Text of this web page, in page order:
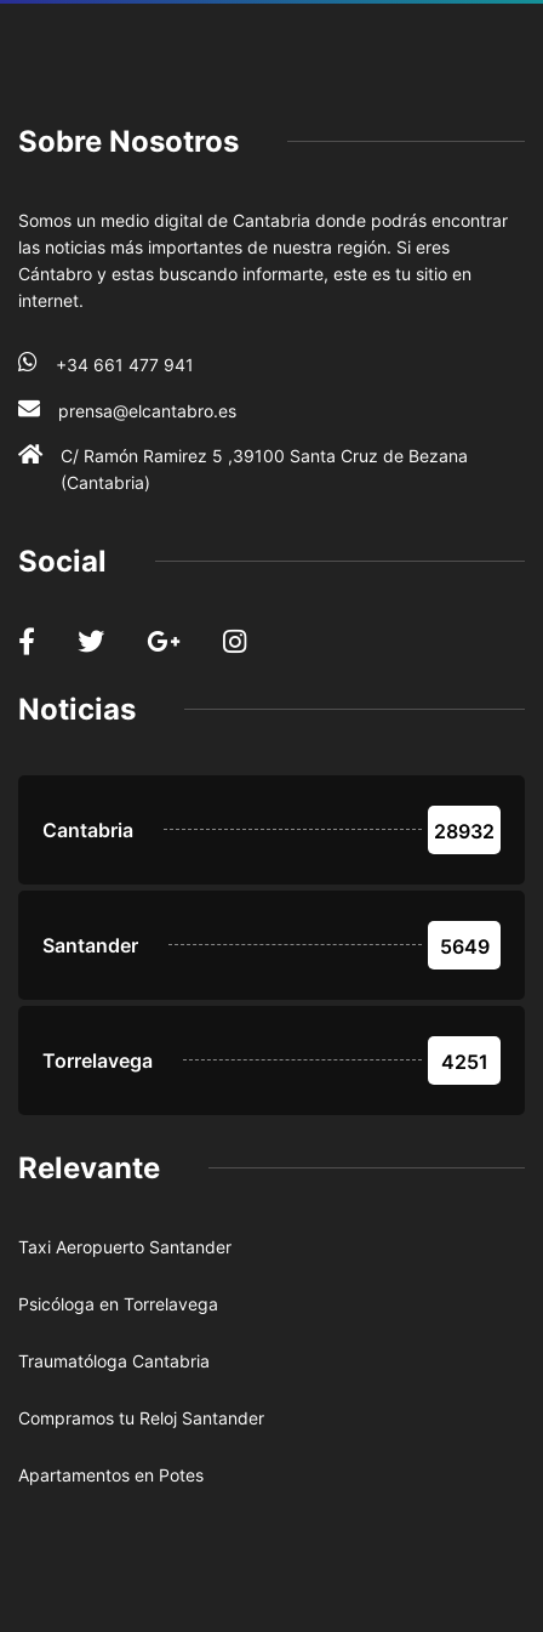
Sobre Nosotros
Somos un medio digital de Cantabria donde podrás encontrar
las noticias más importantes de nuestra región. Si eres
Cántabro y estas buscando informarte, este es tu sitio en
internet.
+34 661 477 941
prensa@elcantabro.es
C/ Ramón Ramirez 5 ,39100 Santa Cruz de Bezana
(Cantabria)
Social
Noticias
Cantabria 28932
Santander 5649
Torrelavega 4251
Relevante
Taxi Aeropuerto Santander
Psicóloga en Torrelavega
Traumatóloga Cantabria
Compramos tu Reloj Santander
Apartamentos en Potes